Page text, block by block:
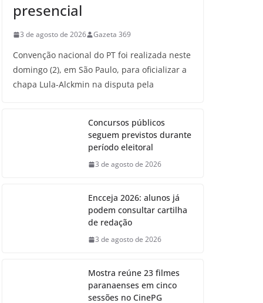
presencial
3 de agosto de 2026 Gazeta 369
Convenção nacional do PT foi realizada neste
domingo (2), em São Paulo, para oficializar a
chapa Lula-Alckmin na disputa pela
Concursos públicos
seguem previstos durante
período eleitoral
3 de agosto de 2026
Encceja 2026: alunos já
podem consultar cartilha
de redação
3 de agosto de 2026
Mostra reúne 23 filmes
paranaenses em cinco
sessões no CinePG